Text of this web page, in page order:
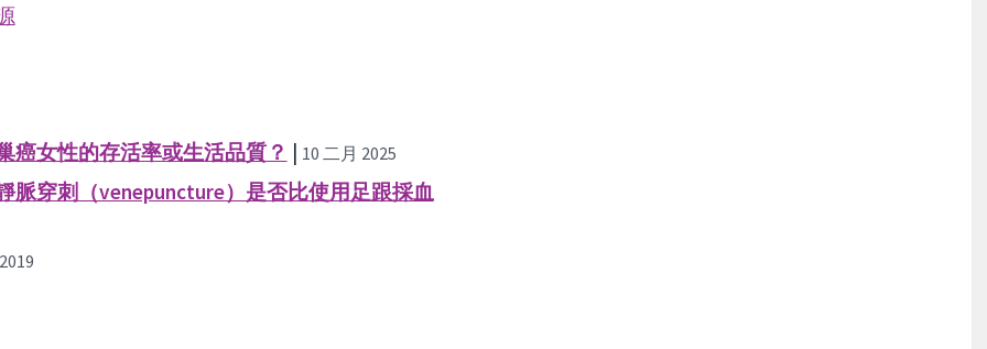
癌女性的存活率或生活品質？ | 10 二月 2025
穿刺（venepuncture）是否比使用足跟採血